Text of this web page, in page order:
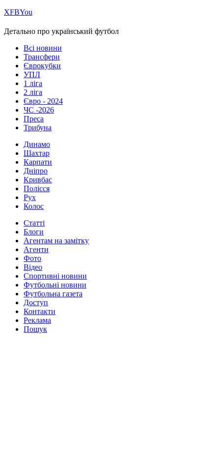
ХFBYou
Детально про український футбол
Всі новини
Трансфери
Єврокубки
УПЛ
1 ліга
2 ліга
Євро - 2024
ЧС -2026
Преса
Трибуна
Динамо
Шахтар
Карпати
Дніпро
Кривбас
Полісся
Рух
Колос
Статті
Блоги
Агентам на замітку
Агенти
Фото
Відео
Спортивні новини
Футбольні новини
Футбольна газета
Доступ
Контакти
Реклама
Пошук